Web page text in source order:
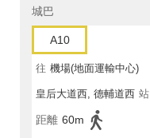
城巴
A10
往 機場(地面運輸中心)
皇后大道西, 德輔道西 站
距離 60m